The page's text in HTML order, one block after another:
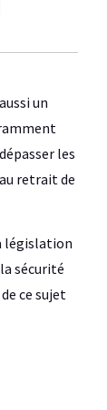
un
les
retrait de
législation
sécurité
ce sujet